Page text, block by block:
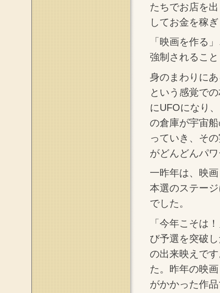
たちでお店を
してお金を稼
「映画を作る
強制されるこ
身のまわりに
という感覚で
にUFOになり
の倉庫が宇宙
っていき、そ
がどんどんパ
一昨年は、映
本選のステー
でした。
「今年こそは
び予選を突破
の出来映えで
た。昨年の映
がかかった作